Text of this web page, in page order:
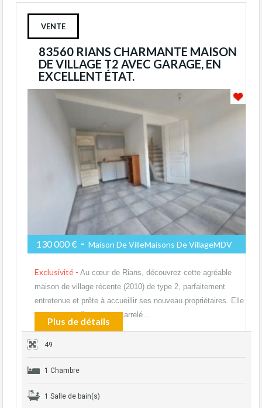
VENTE
83560 RIANS CHARMANTE MAISON
DE VILLAGE T2 AVEC GARAGE, EN
EXCELLENT ÉTAT.
130 000 € - Maison De VilleMaisons De VillageMDV
Exclusivité - Au cœur de Rians, découvrez cette agréable
maison de village récente (2010) de type 2, parfaitement
entretenue et prête à accueillir ses nouveau propriétaires. Elle
se compose d’un garage carrelé…
Plus de détails
49
1 Chambre
1 Salle de bain(s)